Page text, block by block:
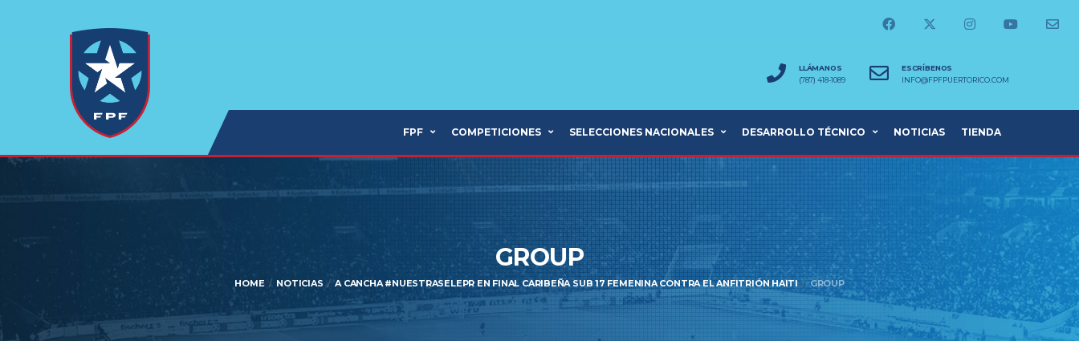
LLÁMANOS
(787) 418-1089
ESCRÍBENOS
INFO@FPFPUERTORICO.COM
FPF COMPETICIONES SELECCIONES NACIONALES DESARROLLO TÉCNICO NOTICIAS TIENDA
GROUP
HOME NOTICIAS A CANCHA #NUESTRASELEPR EN FINAL CARIBEÑA SUB 17 FEMENINA CONTRA EL ANFITRIÓN HAITI GROUP